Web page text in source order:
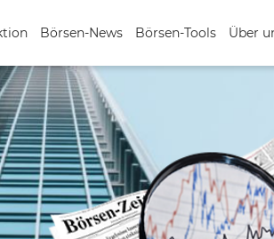
Börsen-News Börsen-Tools Über